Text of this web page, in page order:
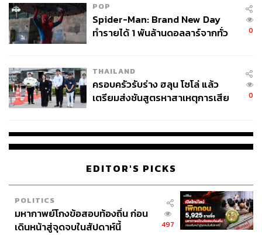
POP
Spider-Man: Brand New Day
ทำรายได้ 1 พันล้านดอลลาร์จากทั่ว
0
THAILAND
ครอบครัวรับร่าง ฮลุน โซโล่ แล้ว
เตรียมส่งชันสูตรหาสาเหตุการเสีย
0
EDITOR'S PICKS
POLITICS
มหากาพย์โกงข้อสอบท้องถิ่น ก่อน
เดินหน้าสู่จุดจบในสัปดาห์นี้
497